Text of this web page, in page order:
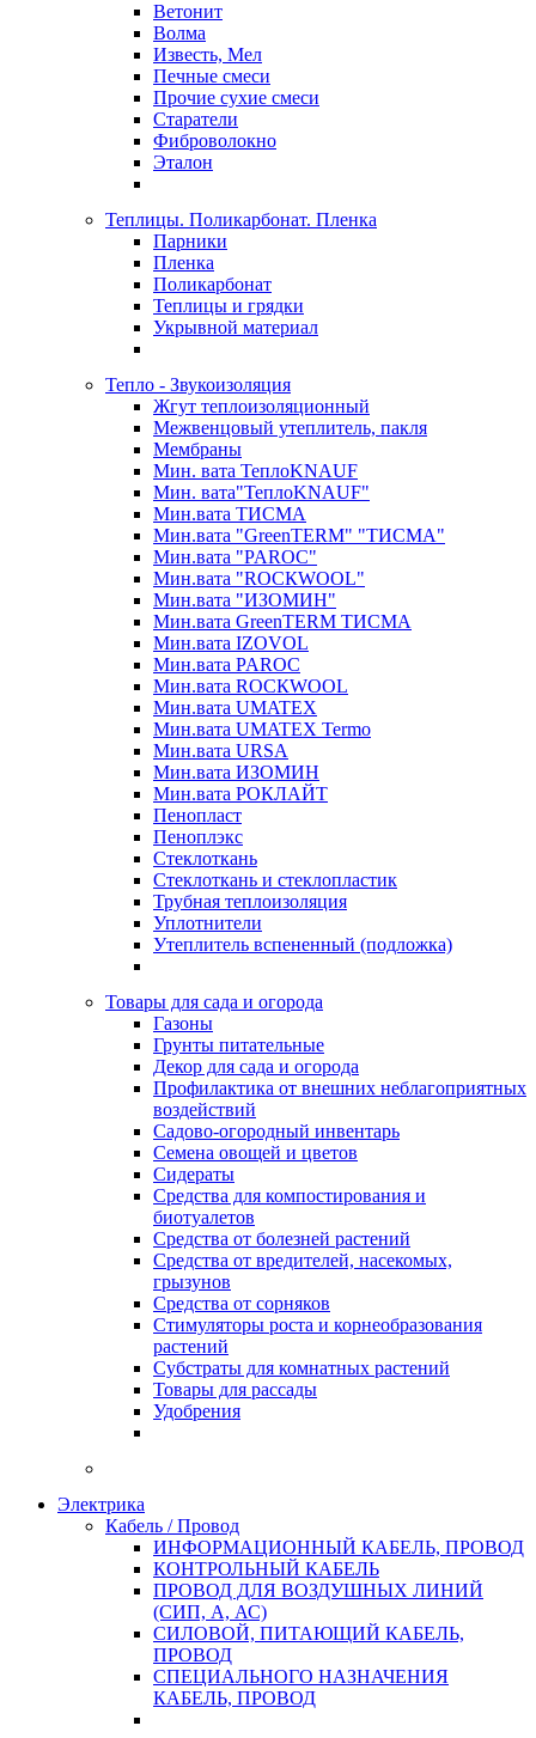
Ветонит
Волма
Известь, Мел
Печные смеси
Прочие сухие смеси
Старатели
Фиброволокно
Эталон
Теплицы. Поликарбонат. Пленка
Парники
Пленка
Поликарбонат
Теплицы и грядки
Укрывной материал
Тепло - Звукоизоляция
Жгут теплоизоляционный
Межвенцовый утеплитель, пакля
Мембраны
Мин. вата ТеплоKNAUF
Мин. вата"ТеплоKNAUF"
Мин.вата ТИСМА
Мин.вата "GreenTERM" "ТИСМА"
Мин.вата "PAROC"
Мин.вата "ROCКWOOL"
Мин.вата "ИЗОМИН"
Мин.вата GreenTERM ТИСМА
Мин.вата IZOVOL
Мин.вата PAROC
Мин.вата ROCКWOOL
Мин.вата UMATEX
Мин.вата UMATEX Termo
Мин.вата URSA
Мин.вата ИЗОМИН
Мин.вата РОКЛАЙТ
Пенопласт
Пеноплэкс
Стеклоткань
Стеклоткань и стеклопластик
Трубная теплоизоляция
Уплотнители
Утеплитель вспененный (подложка)
Товары для сада и огорода
Газоны
Грунты питательные
Декор для сада и огорода
Профилактика от внешних неблагоприятных
воздействий
Садово-огородный инвентарь
Семена овощей и цветов
Сидераты
Средства для компостирования и
биотуалетов
Средства от болезней растений
Средства от вредителей, насекомых,
грызунов
Средства от сорняков
Стимуляторы роста и корнеобразования
растений
Субстраты для комнатных растений
Товары для рассады
Удобрения
Электрика
Кабель / Провод
ИНФОРМАЦИОННЫЙ КАБЕЛЬ, ПРОВОД
КОНТРОЛЬНЫЙ КАБЕЛЬ
ПРОВОД ДЛЯ ВОЗДУШНЫХ ЛИНИЙ
(СИП, А, АС)
СИЛОВОЙ, ПИТАЮЩИЙ КАБЕЛЬ,
ПРОВОД
СПЕЦИАЛЬНОГО НАЗНАЧЕНИЯ
КАБЕЛЬ, ПРОВОД